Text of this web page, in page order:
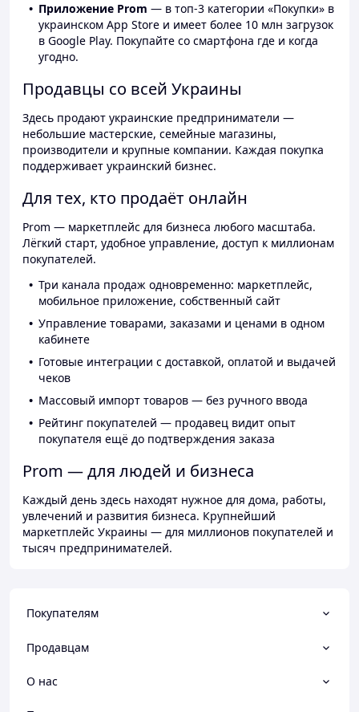
Приложение Prom — в топ-3 категории «Покупки» в
украинском App Store и имеет более 10 млн загрузок
в Google Play. Покупайте со смартфона где и когда
угодно.
Продавцы со всей Украины
Здесь продают украинские предприниматели —
небольшие мастерские, семейные магазины,
производители и крупные компании. Каждая покупка
поддерживает украинский бизнес.
Для тех, кто продаёт онлайн
Prom — маркетплейс для бизнеса любого масштаба.
Лёгкий старт, удобное управление, доступ к миллионам
покупателей.
Три канала продаж одновременно: маркетплейс,
мобильное приложение, собственный сайт
Управление товарами, заказами и ценами в одном
кабинете
Готовые интеграции с доставкой, оплатой и выдачей
чеков
Массовый импорт товаров — без ручного ввода
Рейтинг покупателей — продавец видит опыт
покупателя ещё до подтверждения заказа
Prom — для людей и бизнеса
Каждый день здесь находят нужное для дома, работы,
увлечений и развития бизнеса. Крупнейший
маркетплейс Украины — для миллионов покупателей и
тысяч предпринимателей.
Покупателям
Продавцам
О нас